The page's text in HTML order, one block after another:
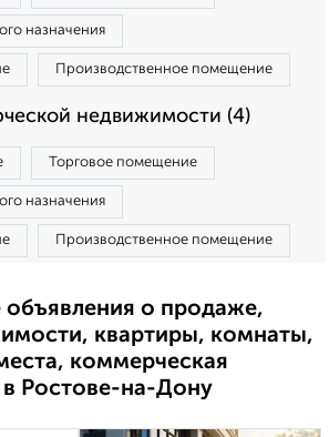
назначения
Производственное помещение
недвижимости (4)
Торговое помещение
назначения
Производственное помещение
о продаже,
квартиры, комнаты,
коммерческая
Ростове-на-Дону